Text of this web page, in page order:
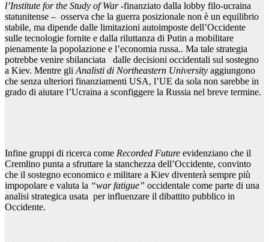
l’Institute for the Study of War-finanziato dalla lobby filo-ucraina
statunitense – osserva che la guerra posizionale non è un equilibrio
stabile, ma dipende dalle limitazioni autoimposte dell’Occidente
sulle tecnologie fornite e dalla riluttanza di Putin a mobilitare
pienamente la popolazione e l’economia russa.. Ma tale strategia
potrebbe venire sbilanciata dalle decisioni occidentali sul sostegno
a Kiev. Mentre gliAnalisti di Northeastern University aggiungono
che senza ulteriori finanziamenti USA, l’UE da sola non sarebbe in
grado di aiutare l’Ucraina a sconfiggere la Russia nel breve termine.
Infine gruppi di ricerca come Recorded Future evidenziano che il
Cremlino punta a sfruttare la stanchezza dell’Occidente, convinto
che il sostegno economico e militare a Kiev diventerà sempre più
impopolare e valuta la “war fatigue” occidentale come parte di una
analisi strategica usata per influenzare il dibattito pubblico in
Occidente.